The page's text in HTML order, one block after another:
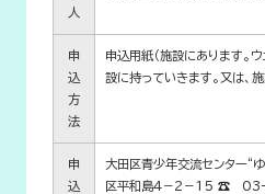
人
申
込
方
法
申込用紙（施設にあります。
設に持っていきます。又は、
申
込
大田区青少年交流センター
区平和島4－2－15 ☎